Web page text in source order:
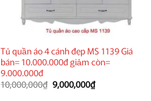
Tủ quần áo 4 cánh đẹp MS 1139 Giá
bán= 10.000.000đ giảm còn=
9.000.000đ
10,000,000₫ Giá
gốc
9,000,000₫Giá
hiện